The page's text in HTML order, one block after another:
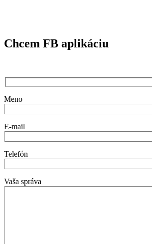
Chcem FB aplikáciu
Meno
E-mail
Telefón
Vaša správa